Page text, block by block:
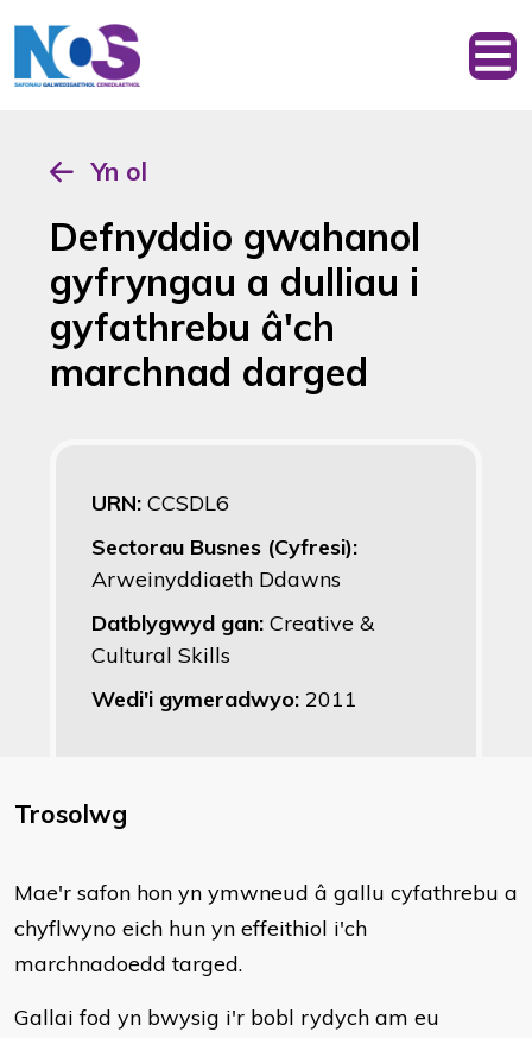
Yn ol
Defnyddio gwahanol
gyfryngau a dulliau i
gyfathrebu â'ch
marchnad darged
URN: CCSDL6
Sectorau Busnes (Cyfresi):
Arweinyddiaeth Ddawns
Datblygwyd gan: Creative &
Cultural Skills
Wedi'i gymeradwyo: 2011
Trosolwg
Mae'r safon hon yn ymwneud â gallu cyfathrebu a
chyflwyno eich hun yn effeithiol i'ch
marchnadoedd targed.
Gallai fod yn bwysig i'r bobl rydych am eu